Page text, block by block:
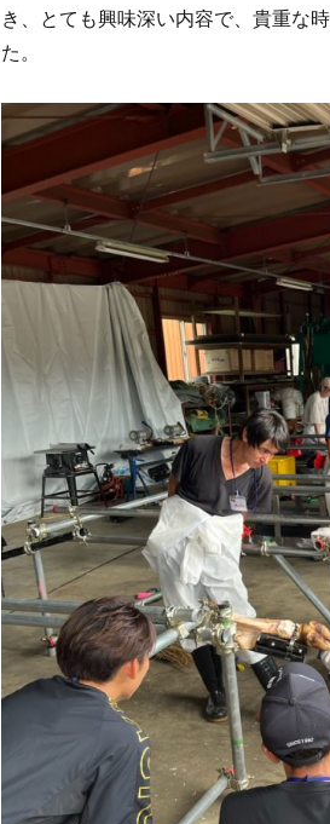
き、とても興味深い内容で、貴重な
た。